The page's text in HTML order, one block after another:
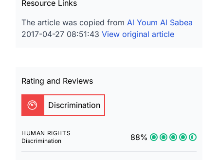
Resource Links
The article was copied from Al Youm Al Sabea
2017-04-27 08:51:43 View original article
Rating and Reviews
Discrimination
HUMAN RIGHTS
Discrimination
88%